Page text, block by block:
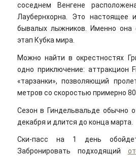
соседнем Венгене
Лаубернхорна. Это настоящее
бывалых лыжников. Именно она
этап Кубка мира.
Можно найти в окрестностях
одно приключение: аттракцион
«тарзанки», позволяющий
метров со скоростью примерно
Сезон в Гиндельвальде обычно
декабря и длится до конца марта.
Ски-пасс на 1 день
Забронировать подходящий